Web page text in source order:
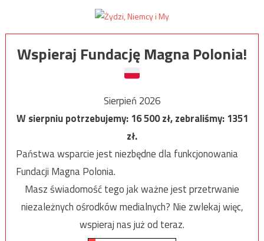
Wspieraj Fundację Magna Polonia!
Sierpień 2026
W sierpniu potrzebujemy:16 500zł, zebraliśmy:1351
zł.
Państwa wsparcie jest niezbędne dla funkcjonowania
Fundacji Magna Polonia.
Masz świadomość tego jak ważne jest przetrwanie
niezależnych ośrodków medialnych? Nie zwlekaj więc,
wspieraj nas już od teraz.